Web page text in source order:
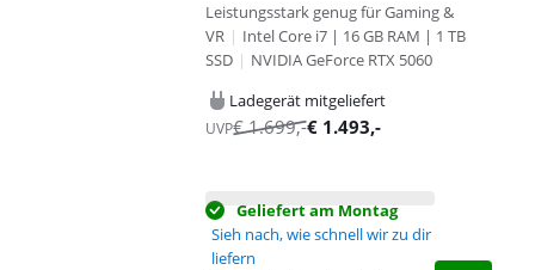
Leistungsstark genug für Gaming &
VR | Intel Core i7 | 16 GB RAM | 1 TB
SSD | NVIDIA GeForce RTX 5060
Ladegerät mitgeliefert
UVP€1.699,-€ 1.493,-
Geliefert am Montag
Sieh nach, wie schnell wir zu dir
liefern